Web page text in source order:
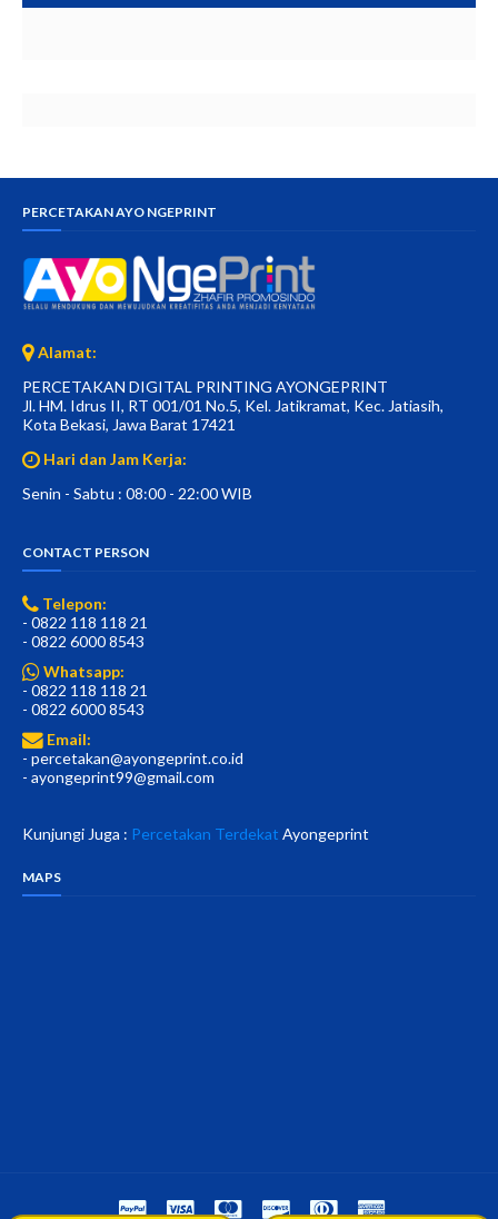
PERCETAKAN AYO NGEPRINT
Alamat:
PERCETAKAN DIGITAL PRINTING AYONGEPRINT
Jl. HM. Idrus II, RT 001/01 No.5, Kel. Jatikramat, Kec. Jatiasih,
Kota Bekasi, Jawa Barat 17421
Hari dan Jam Kerja:
Senin - Sabtu : 08:00 - 22:00 WIB
CONTACT PERSON
Telepon:
- 0822 118 118 21
- 0822 6000 8543
Whatsapp:
- 0822 118 118 21
- 0822 6000 8543
Email:
- percetakan@ayongeprint.co.id
- ayongeprint99@gmail.com
Kunjungi Juga : Percetakan Terdekat Ayongeprint
MAPS